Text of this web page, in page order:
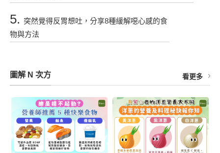
5. 突然覺得反胃想吐，分享8種緩解噁心感的食
物與方法
圖解 N 次方 看更多